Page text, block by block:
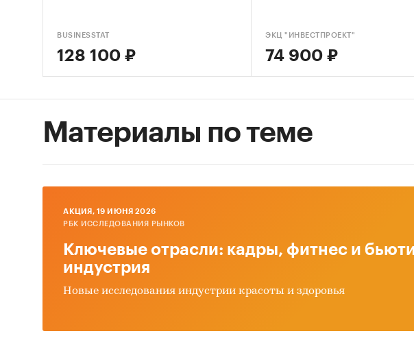
BUSINESSTAT
128 100 ₽
ЭКЦ "ИНВЕСТПРОЕКТ"
74 900 ₽
Материалы по теме
AКЦИЯ, 19 ИЮНЯ 2026
РБК ИССЛЕДОВАНИЯ РЫНКОВ
Ключевые отрасли: кадры, фитнес и
индустрия
Новые исследования индустрии красоты и здоровья